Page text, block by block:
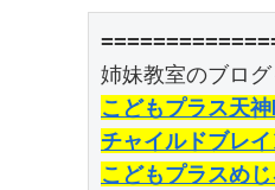
こどもプラス天
チャイルドブレ
こどもプラスめ